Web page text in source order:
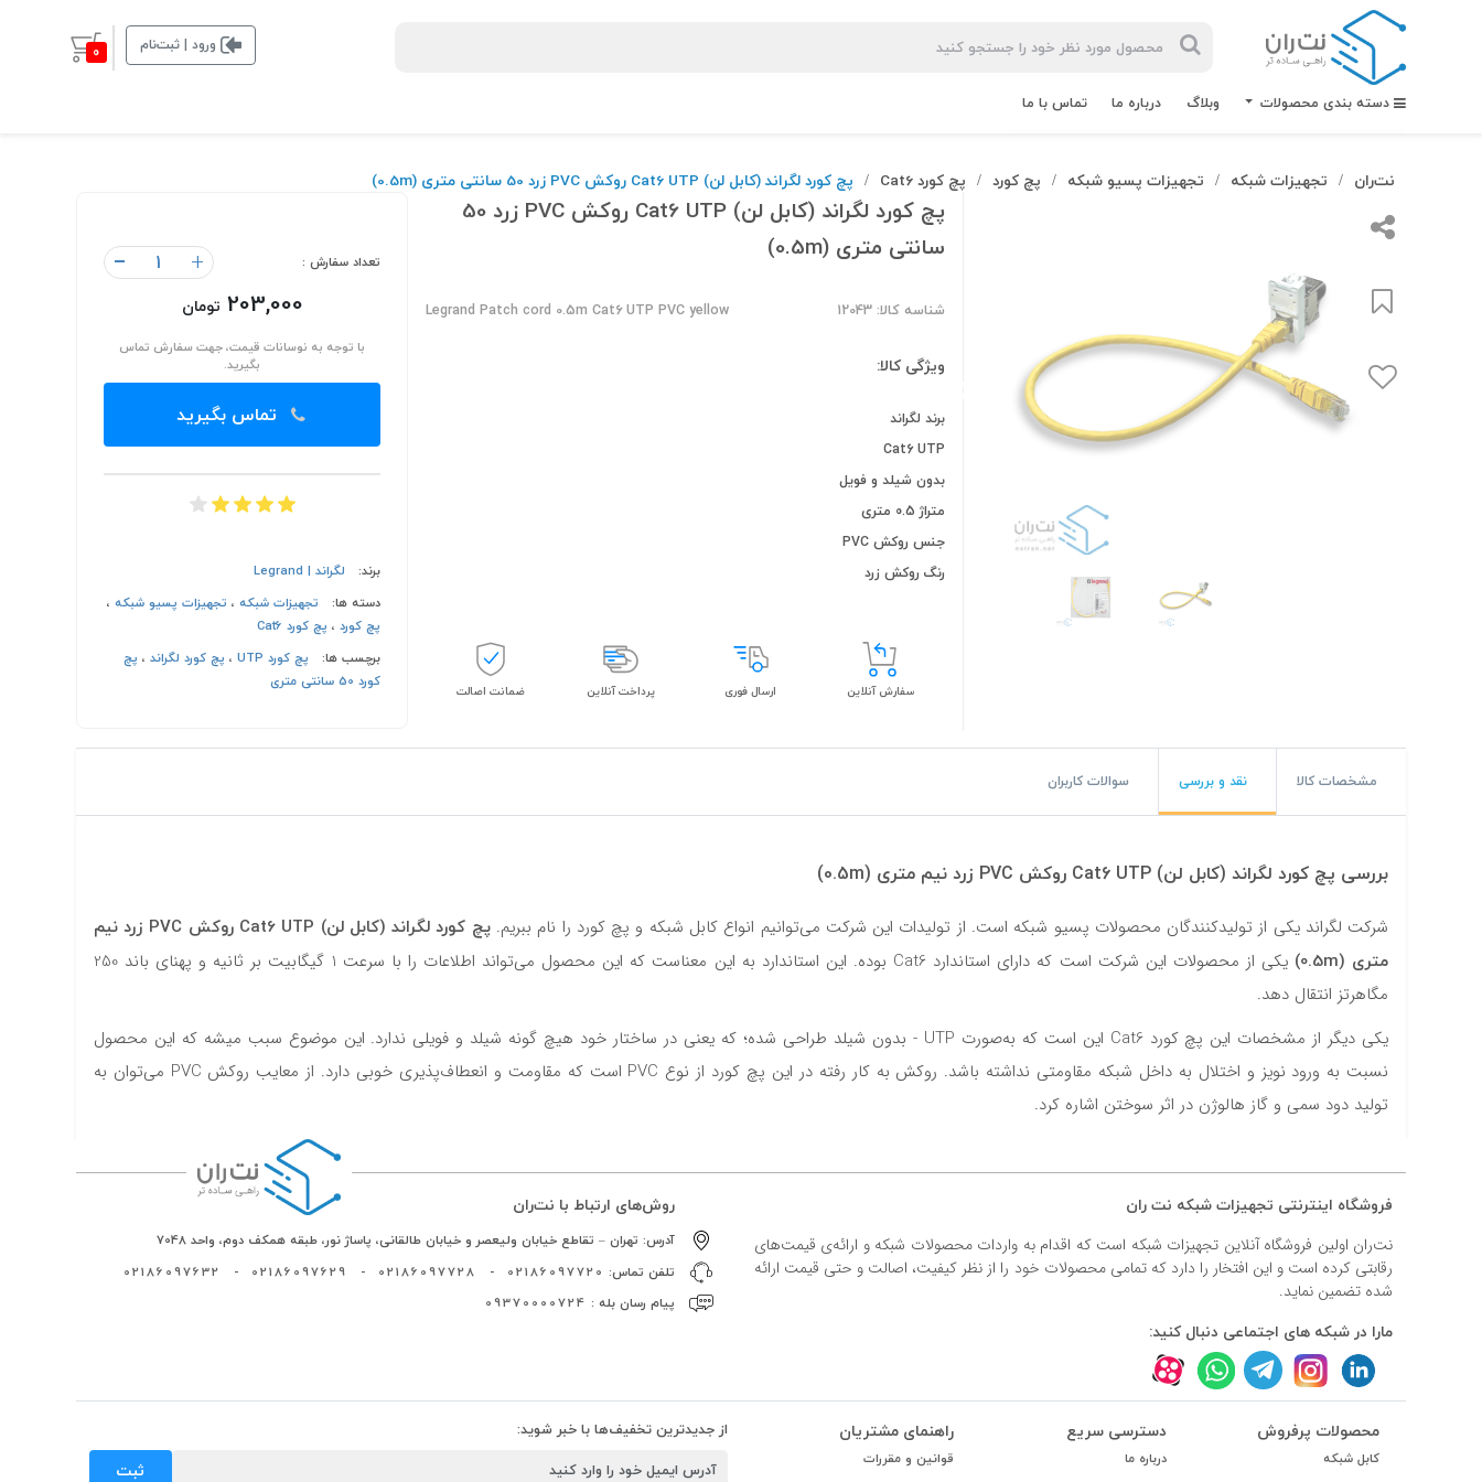
ورود | ثبت‌نام 0
دسته بندی محصولات وبلاگ درباره ما تماس با ما
#کابل شبکه لگراند
#ترانکینگ دانوب
#داکت ساده
نت‌ران / تجهیزات شبکه / تجهیزات پسیو شبکه / پچ کورد / پچ کورد Cat6 / پچ کورد لگراند (کابل لن) Cat6 UTP روکش PVC زرد 50 سانتی متری (0.5m)
پچ کورد لگراند (کابل لن) Cat6 UTP روکش PVC زرد 50
سانتی متری (0.5m)
شناسه کالا: 12043 Legrand Patch cord 0.5m Cat6 UTP PVC yellow
ویژگی کالا:
برند لگراند
Cat6 UTP
بدون شیلد و فویل
متراژ 0.5 متری
جنس روکش PVC
رنگ روکش زرد
سفارش آنلاین ارسال فوری پرداخت آنلاین ضمانت اصالت
تعداد سفارش : +
-
203,000 تومان
با توجه به نوسانات قیمت، جهت سفارش تماس
بگیرید.
تماس بگیرید
برند:
لگراند | Legrand
دسته ها:
تجهیزات شبکه، تجهیزات پسیو شبکه،
پچ کورد، پچ کورد Cat6
برچسب ها:
پچ کورد UTP ، پچ کورد لگراند، پچ
کورد 50 سانتی متری
مشخصات کالا نقد و بررسی سوالات کاربران
بررسی پچ کورد لگراند (کابل لن) Cat6 UTP روکش PVC زرد نیم متری (0.5m)
شرکت لگراند یکی از تولیدکنندگان محصولات پسیو شبکه است. از تولیدات این شرکت می‌توانیم انواع کابل شبکه و پچ کورد را نام ببریم.
پچ کورد لگراند (کابل لن) Cat6 UTP روکش PVC زرد نیم
متری (0.5m)
یکی از محصولات این شرکت است که دارای استاندارد Cat6 بوده. این استاندارد به این معناست که این محصول می‌تواند اطلاعات را با سرعت 1 گیگابیت بر ثانیه و پهنای باند 250
مگاهرتز انتقال دهد.
یکی دیگر از مشخصات این پچ کورد Cat6 این است که به‌صورت UTP - بدون شیلد طراحی شده؛ که یعنی در ساختار خود هیچ گونه شیلد و فویلی ندارد. این موضوع سبب میشه که این محصول
نسبت به ورود نویز و اختلال به داخل شبکه مقاومتی نداشته باشد. روکش به کار رفته در این پچ کورد از نوع PVC است که مقاومت و انعطاف‌پذیری خوبی دارد. از معایب روکش PVC می‌توان به
تولید دود سمی و گاز هالوژن در اثر سوختن اشاره کرد.
فروشگاه اینترنتی تجهیزات شبکه نت ران
نت‌ران اولین فروشگاه آنلاین تجهیزات شبکه است که اقدام به واردات محصولات شبکه و ارائه‌ی قیمت‌های
رقابتی کرده است و این افتخار را دارد که تمامی محصولات خود را از نظر کیفیت، اصالت و حتی قیمت ارائه
شده تضمین نماید.
مارا در شبکه های اجتماعی دنبال کنید:
روش‌های ارتباط با نت‌ران
آدرس: تهران – تقاطع خیابان ولیعصر و خیابان طالقانی، پاساژ نور، طبقه همکف دوم، واحد 7048
تلفن تماس: 02186097720
-
02186097728
-
02186097629
-
02186097632
پیام رسان بله : 09370000724
محصولات پرفروش
کابل شبکه
دسترسی سریع
درباره ما
راهنمای مشتریان
قوانین و مقررات
از جدیدترین تخفیف‌ها با خبر شوید:
ثبت